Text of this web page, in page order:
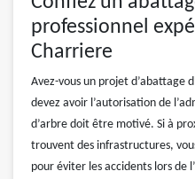
professionnel
Charriere
Avez-vous un projet d’abattage
devez avoir l’autorisation de
d’arbre doit être motivé. Si à
trouvent des infrastructures,
pour éviter les accidents lors de